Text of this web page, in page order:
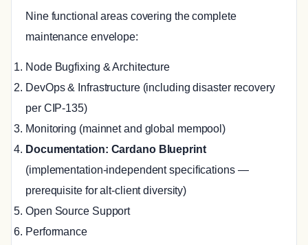
Nine functional areas covering the complete
maintenance envelope:
Node Bugfixing & Architecture
DevOps & Infrastructure (including disaster recovery
per CIP-135)
Monitoring (mainnet and global mempool)
Documentation: Cardano Blueprint
(implementation-independent specifications —
prerequisite for alt-client diversity)
Open Source Support
Performance